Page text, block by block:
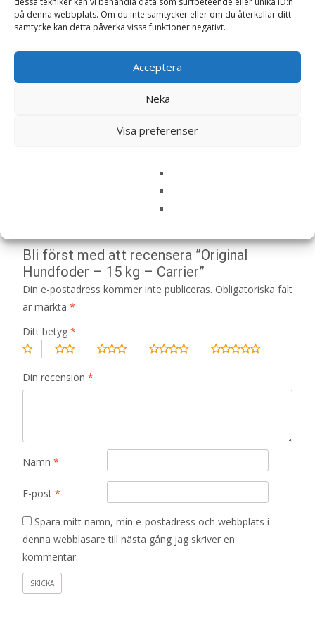
på denna webbplats. Om du inte samtycker eller om du återkallar ditt
samtycke kan detta påverka vissa funktioner negativt.
Acceptera
Neka
Visa preferenser
LÄS MERA & KÖP
Bli först med att recensera ”Original
Hundfoder – 15 kg – Carrier”
Din e-postadress kommer inte publiceras. Obligatoriska fält
är märkta *
Ditt betyg *
Din recension *
Namn *
E-post *
Spara mitt namn, min e-postadress och webbplats i
denna webbläsare till nästa gång jag skriver en
kommentar.